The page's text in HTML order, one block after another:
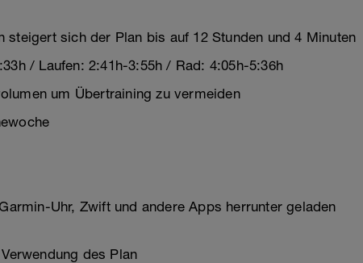
steigert sich der Plan bis auf 12 Stunden und 4 Minuten
/ Laufen: 2:41h-3:55h / Rad: 4:05h-5:36h
um Übertraining zu vermeiden
Uhr, Zwift und andere Apps herrunter geladen
des Plan